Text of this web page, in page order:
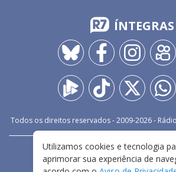
ÍNTEGRAS
Todos os direitos reservados - 2009-2026-
FALE CONOSCO
TERMOS E CONDIÇÕES DE
Utilizamos cookies e tecnologia
aprimorar sua experiência de